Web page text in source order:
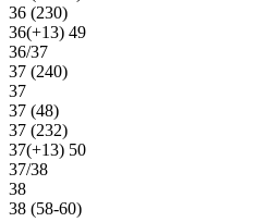
36 (230)
36(+13) 49
36/37
37 (240)
37
37 (48)
37 (232)
37(+13) 50
37/38
38
38 (58-60)